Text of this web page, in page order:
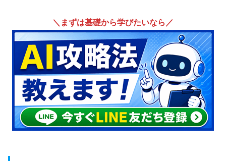
＼まずは基礎から学びたいなら／